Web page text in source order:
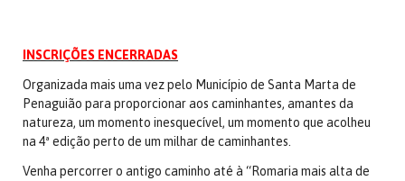
INSCRIÇÕES ENCERRADAS
Organizada mais uma vez pelo Município de Santa Marta de
Penaguião para proporcionar aos caminhantes, amantes da
natureza, um momento inesquecível, um momento que acolheu
na 4ª edição perto de um milhar de caminhantes.
Venha percorrer o antigo caminho até à “Romaria mais alta de